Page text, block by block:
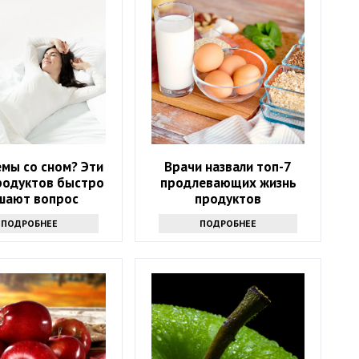
со сном? Эти
быстро
вопрос
ПОДРОБНЕЕ
Врачи назвали топ-7
продлевающих жизнь
продуктов
ПОДРОБНЕЕ